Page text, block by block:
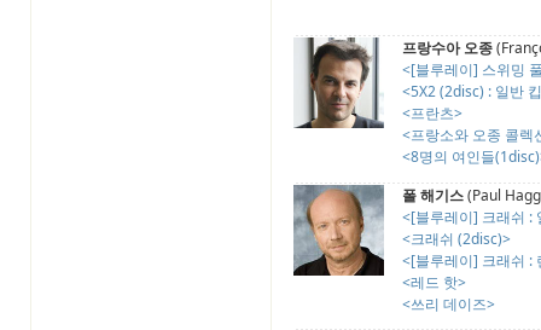
프랑수아 오종
<[블루레이] 스위밍
<5X2 (2disc) : 일반
<프란츠>
<프랑소와 오종 콜렉
<8명의 여인들
폴 해기스(Paul
<[블루레이] 크래쉬 :
<크래쉬 (2disc)>
<[블루레이] 크래쉬 :
<레드 핫>
<쓰리 데이즈>